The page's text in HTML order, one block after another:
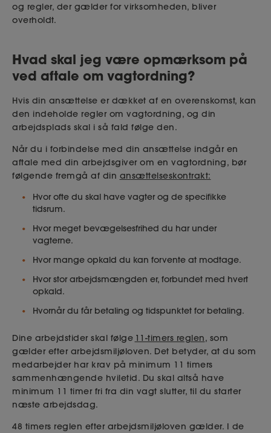
og regler, der gælder for virksomheden, bliver
overholdt.
Hvad skal jeg være opmærksom på
ved aftale om vagtordning?
Hvis din ansættelse er dækket af en overenskomst, kan
den indeholde regler om vagtordning, og din
arbejdsplads skal i så fald følge den.
Når du i forbindelse med din ansættelse indgår en
aftale med din arbejdsgiver om en vagtordning, bør
følgende fremgå af din ansættelseskontrakt:
Hvor ofte du skal have vagter og de specifikke
tidsrum.
Hvor meget bevægelsesfrihed du har under
vagterne.
Hvor mange opkald du kan forvente at modtage.
Hvor stor arbejdsmængden er, forbundet med hvert
opkald.
Hvornår du får betaling og tidspunktet for betaling.
Dine arbejdstider skal følge 11-timers reglen, som
gælder efter arbejdsmiljøloven. Det betyder, at du som
medarbejder har krav på minimum 11 timers
sammenhængende hviletid. Du skal altså have
minimum 11 timer fri fra din vagt slutter, til du starter
næste arbejdsdag.
48 timers reglen efter arbejdsmiljøloven gælder. I de